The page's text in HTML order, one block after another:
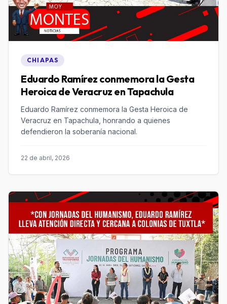
CHIAPAS
Eduardo Ramírez conmemora la Gesta
Eduardo Ramírez conmemora la Gesta Heroica de
Veracruz en Tapachula, honrando a quienes
defendieron la soberanía nacional.
22 de abril, 2026